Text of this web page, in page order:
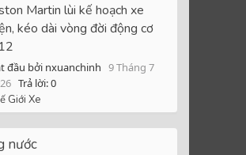
Martin lùi kế hoạch xe
kéo dài vòng đời động cơ
đầu bởi nxuanchinh 9 Tháng 7
Trả lời: 0
Giới Xe
nước